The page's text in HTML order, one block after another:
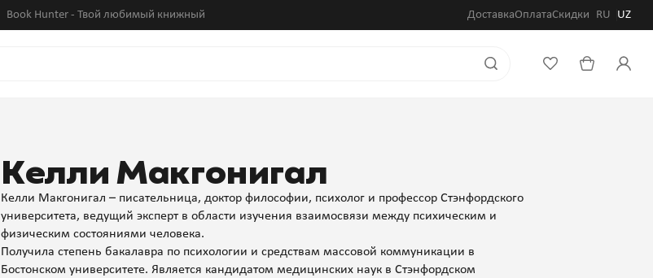
Book Hunter - Твой любимый книжный ДоставкаОплатаСкидки RU UZ
Келли Макгонигал
Келли Макгонигал – писательница, доктор философии, психолог и профессор Стэнфордского
университета, ведущий эксперт в области изучения взаимосвязи между психическим и
физическим состояниями человека.
Получила степень бакалавра по психологии и средствам массовой коммуникации в
Бостонском университете. Является кандидатом медицинских наук в Стэнфордском